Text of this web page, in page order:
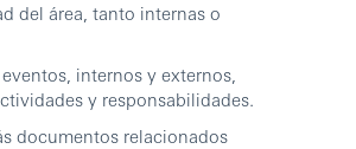
del área, tanto internas o
internos y externos,
y responsabilidades.
relacionados